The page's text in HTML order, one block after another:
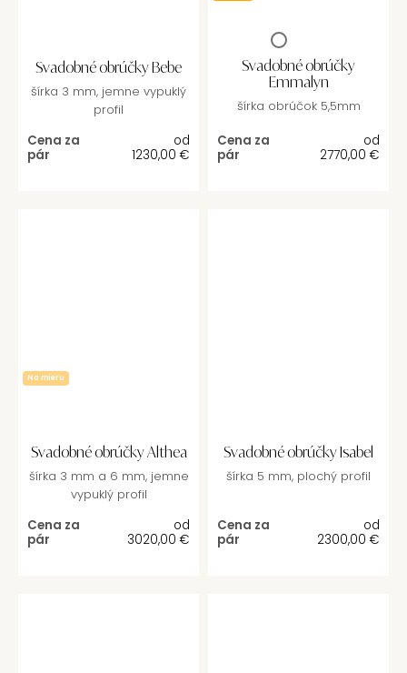
Svadobné obrúčky Bebe
šírka 3 mm, jemne vypuklý
profil
Cena za
pár
od
1230,00 €
Svadobné obrúčky
Emmalyn
šírka obrúčok 5,5mm
Cena za
pár
od
2770,00 €
Na mieru
Svadobné obrúčky Althea
šírka 3 mm a 6 mm, jemne
vypuklý profil
Cena za
pár
od
3020,00 €
Svadobné obrúčky Isabel
šírka 5 mm, plochý profil
Cena za
pár
od
2300,00 €